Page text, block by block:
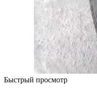
Быстрый просмотр